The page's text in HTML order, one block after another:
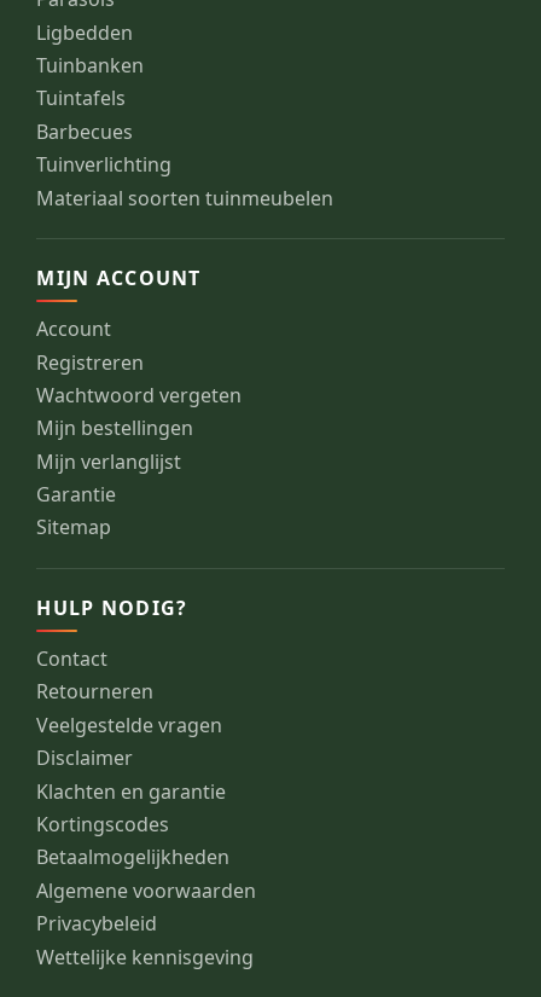
Ligbedden
Tuinbanken
Tuintafels
Barbecues
Tuinverlichting
Materiaal soorten tuinmeubelen
MIJN ACCOUNT
Account
Registreren
Wachtwoord vergeten
Mijn bestellingen
Mijn verlanglijst
Garantie
Sitemap
HULP NODIG?
Contact
Retourneren
Veelgestelde vragen
Disclaimer
Klachten en garantie
Kortingscodes
Betaalmogelijkheden
Algemene voorwaarden
Privacybeleid
Wettelijke kennisgeving